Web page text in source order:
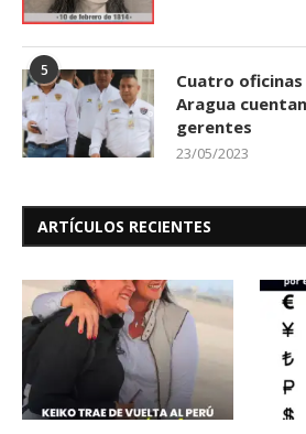
5
Cuatro oficinas
Aragua
gerentes
23/05/2023
ARTÍCULOS RECIENTES